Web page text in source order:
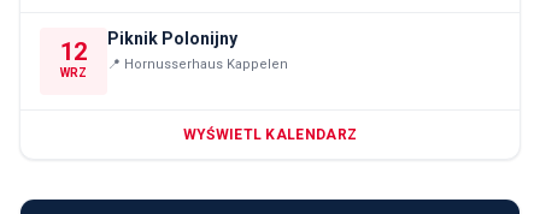
12
WRZ
Piknik Polonijny
📍 Hornusserhaus Kappelen
WYŚWIETL KALENDARZ